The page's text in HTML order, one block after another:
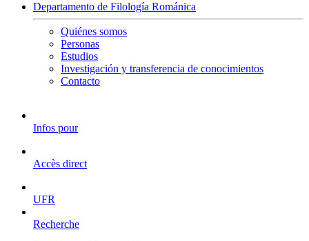
Departamento de Filología Románica
Quiénes somos
Personas
Estudios
Investigación y transferencia de conocimientos
Contacto
Infos pour
Accès direct
UFR
Recherche